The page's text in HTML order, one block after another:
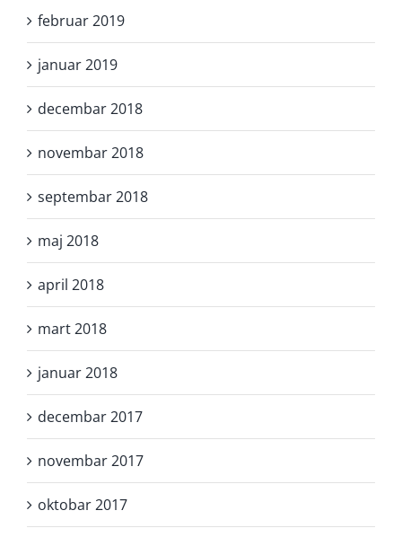
februar 2019
januar 2019
decembar 2018
novembar 2018
septembar 2018
maj 2018
april 2018
mart 2018
januar 2018
decembar 2017
novembar 2017
oktobar 2017